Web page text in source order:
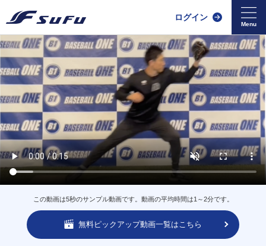
ログイン
この動画は5秒のサンプル動画です。動画の平均時間は1～2分です。
無料ピックアップ動画一覧はこちら